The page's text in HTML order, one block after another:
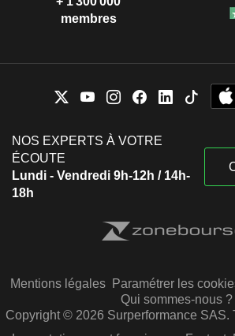
membres
NOS EXPERTS À VOTRE
ÉCOUTE
Lundi - Vendredi 9h-12h / 14h-
18h
Mentions légales Paramétrer les
Qui sommes-nous ?
Copyright © 2026 Surperformance SAS.